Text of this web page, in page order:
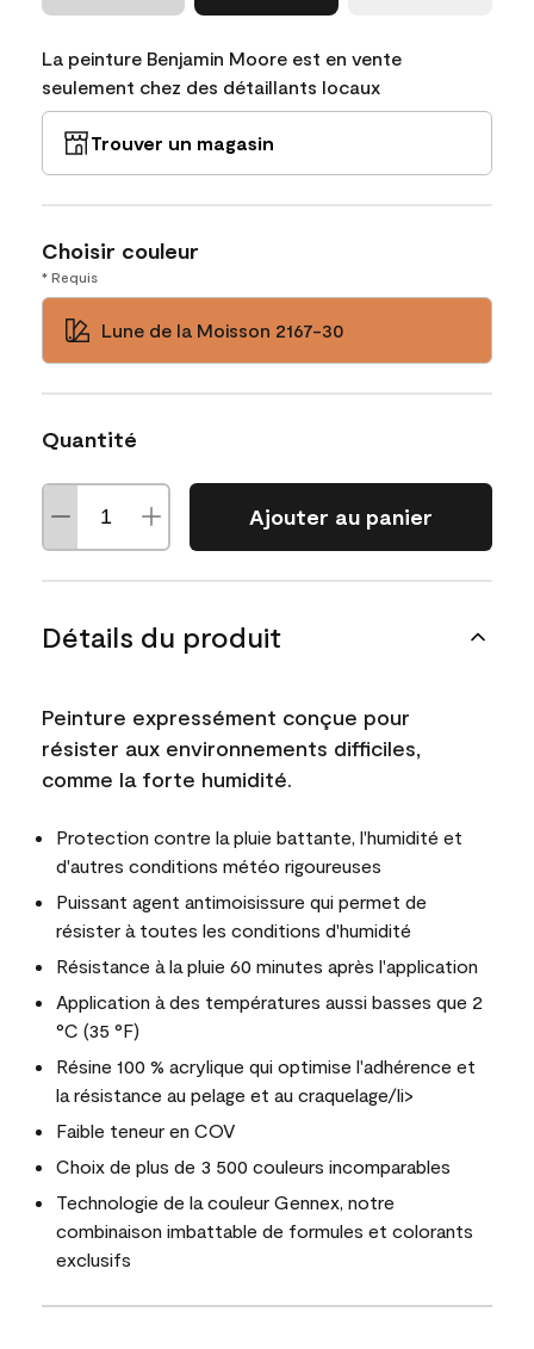
La peinture Benjamin Moore est en vente
seulement chez des détaillants locaux
Trouver un magasin
Choisir couleur
* Requis
Lune de la Moisson 2167-30
Quantité
Ajouter au panier
Détails du produit
Peinture expressément conçue pour
résister aux environnements difficiles,
comme la forte humidité.
Protection contre la pluie battante, l'humidité et
d'autres conditions météo rigoureuses
Puissant agent antimoisissure qui permet de
résister à toutes les conditions d'humidité
Résistance à la pluie 60 minutes après l'application
Application à des températures aussi basses que 2
°C (35 °F)
Résine 100 % acrylique qui optimise l'adhérence et
la résistance au pelage et au craquelage/li>
Faible teneur en COV
Choix de plus de 3 500 couleurs incomparables
Technologie de la couleur Gennex, notre
combinaison imbattable de formules et colorants
exclusifs